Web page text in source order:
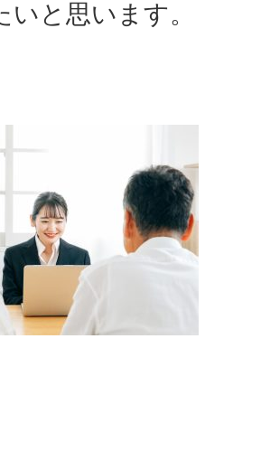
いと思います。